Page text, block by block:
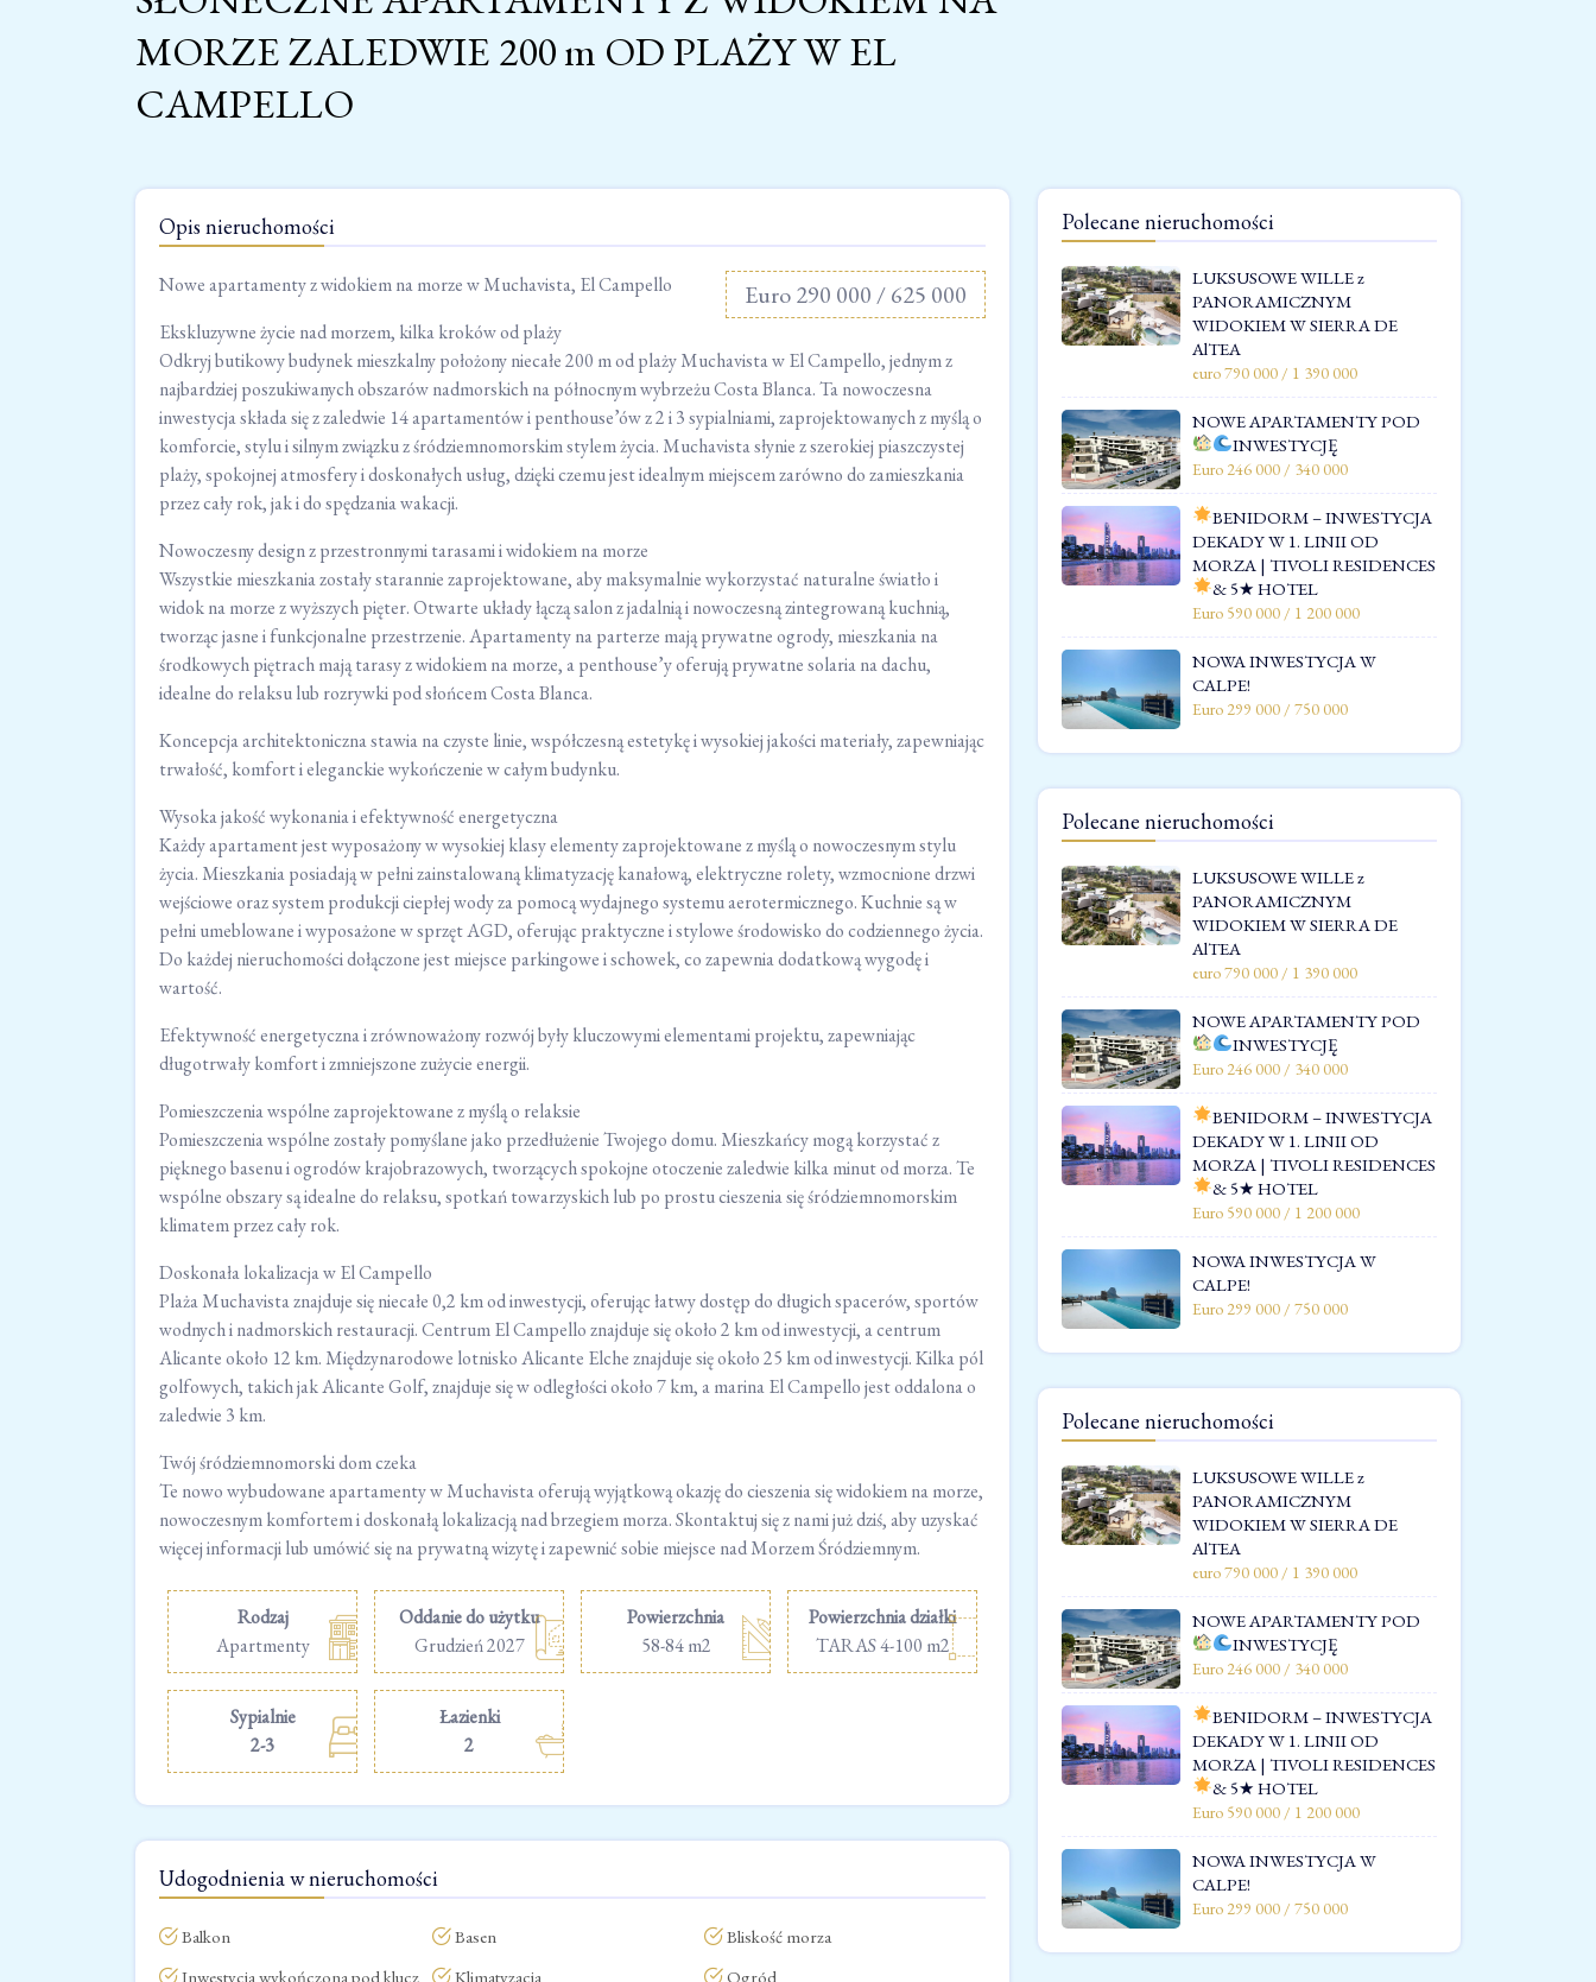
MORZE ZALEDWIE 200 m OD PLAŻY W EL
CAMPELLO
Opis nieruchomości
Euro 290 000 / 625 000
Nowe apartamenty z widokiem na morze w Muchavista, El Campello
Ekskluzywne życie nad morzem, kilka kroków od plaży
Odkryj butikowy budynek mieszkalny położony niecałe 200 m od plaży Muchavista w El Campello, jednym z
najbardziej poszukiwanych obszarów nadmorskich na północnym wybrzeżu Costa Blanca. Ta nowoczesna
inwestycja składa się z zaledwie 14 apartamentów i penthouse’ów z 2 i 3 sypialniami, zaprojektowanych z myślą o
komforcie, stylu i silnym związku z śródziemnomorskim stylem życia. Muchavista słynie z szerokiej piaszczystej
plaży, spokojnej atmosfery i doskonałych usług, dzięki czemu jest idealnym miejscem zarówno do zamieszkania
przez cały rok, jak i do spędzania wakacji.
Nowoczesny design z przestronnymi tarasami i widokiem na morze
Wszystkie mieszkania zostały starannie zaprojektowane, aby maksymalnie wykorzystać naturalne światło i
widok na morze z wyższych pięter. Otwarte układy łączą salon z jadalnią i nowoczesną zintegrowaną kuchnią,
tworząc jasne i funkcjonalne przestrzenie. Apartamenty na parterze mają prywatne ogrody, mieszkania na
środkowych piętrach mają tarasy z widokiem na morze, a penthouse’y oferują prywatne solaria na dachu,
idealne do relaksu lub rozrywki pod słońcem Costa Blanca.
Koncepcja architektoniczna stawia na czyste linie, współczesną estetykę i wysokiej jakości materiały, zapewniając
trwałość, komfort i eleganckie wykończenie w całym budynku.
Wysoka jakość wykonania i efektywność energetyczna
Każdy apartament jest wyposażony w wysokiej klasy elementy zaprojektowane z myślą o nowoczesnym stylu
życia. Mieszkania posiadają w pełni zainstalowaną klimatyzację kanałową, elektryczne rolety, wzmocnione drzwi
wejściowe oraz system produkcji ciepłej wody za pomocą wydajnego systemu aerotermicznego. Kuchnie są w
pełni umeblowane i wyposażone w sprzęt AGD, oferując praktyczne i stylowe środowisko do codziennego życia.
Do każdej nieruchomości dołączone jest miejsce parkingowe i schowek, co zapewnia dodatkową wygodę i
wartość.
Efektywność energetyczna i zrównoważony rozwój były kluczowymi elementami projektu, zapewniając
długotrwały komfort i zmniejszone zużycie energii.
Pomieszczenia wspólne zaprojektowane z myślą o relaksie
Pomieszczenia wspólne zostały pomyślane jako przedłużenie Twojego domu. Mieszkańcy mogą korzystać z
pięknego basenu i ogrodów krajobrazowych, tworzących spokojne otoczenie zaledwie kilka minut od morza. Te
wspólne obszary są idealne do relaksu, spotkań towarzyskich lub po prostu cieszenia się śródziemnomorskim
klimatem przez cały rok.
Doskonała lokalizacja w El Campello
Plaża Muchavista znajduje się niecałe 0,2 km od inwestycji, oferując łatwy dostęp do długich spacerów, sportów
wodnych i nadmorskich restauracji. Centrum El Campello znajduje się około 2 km od inwestycji, a centrum
Alicante około 12 km. Międzynarodowe lotnisko Alicante Elche znajduje się około 25 km od inwestycji. Kilka pól
golfowych, takich jak Alicante Golf, znajduje się w odległości około 7 km, a marina El Campello jest oddalona o
zaledwie 3 km.
Twój śródziemnomorski dom czeka
Te nowo wybudowane apartamenty w Muchavista oferują wyjątkową okazję do cieszenia się widokiem na morze,
nowoczesnym komfortem i doskonałą lokalizacją nad brzegiem morza. Skontaktuj się z nami już dziś, aby uzyskać
więcej informacji lub umówić się na prywatną wizytę i zapewnić sobie miejsce nad Morzem Śródziemnym.
Rodzaj
Apartmenty
Oddanie do użytku
Grudzień 2027
Powierzchnia
58-84 m2
Powierzchnia działki
TARAS 4-100 m2
Sypialnie
2-3
Łazienki
2
Udogodnienia w nieruchomości
Balkon Basen
Bliskość morza
Inwestycja wykończona pod klucz
Klimatyzacja
Ogród
Polecane nieruchomości
LUKSUSOWE WILLE z
PANORAMICZNYM
WIDOKIEM W SIERRA DE
AlTEA
euro 790 000 / 1 390 000
NOWE APARTAMENTY POD
INWESTYCJĘ
Euro 246 000 / 340 000
BENIDORM – INWESTYCJA
DEKADY W 1. LINII OD
MORZA | TIVOLI RESIDENCES
& 5★ HOTEL
Euro 590 000 / 1 200 000
NOWA INWESTYCJA W
CALPE!
Euro 299 000 / 750 000
Polecane nieruchomości
LUKSUSOWE WILLE z
PANORAMICZNYM
WIDOKIEM W SIERRA DE
AlTEA
euro 790 000 / 1 390 000
NOWE APARTAMENTY POD
INWESTYCJĘ
Euro 246 000 / 340 000
BENIDORM – INWESTYCJA
DEKADY W 1. LINII OD
MORZA | TIVOLI RESIDENCES
& 5★ HOTEL
Euro 590 000 / 1 200 000
NOWA INWESTYCJA W
CALPE!
Euro 299 000 / 750 000
Polecane nieruchomości
LUKSUSOWE WILLE z
PANORAMICZNYM
WIDOKIEM W SIERRA DE
AlTEA
euro 790 000 / 1 390 000
NOWE APARTAMENTY POD
INWESTYCJĘ
Euro 246 000 / 340 000
BENIDORM – INWESTYCJA
DEKADY W 1. LINII OD
MORZA | TIVOLI RESIDENCES
& 5★ HOTEL
Euro 590 000 / 1 200 000
NOWA INWESTYCJA W
CALPE!
Euro 299 000 / 750 000